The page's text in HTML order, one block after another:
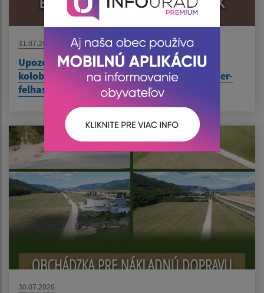
31.07.2026
Upozornenie pre používateľov elektrických
kolobežiek / Figyelmeztetés elektromos roller-
felhasználók részére
30.07.2026